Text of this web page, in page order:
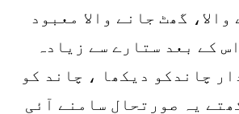
والا، گھٹ جانے والا معبود
کے بعد ستارے سے زیادہ
چاندکو دیکھا ، چاند کو
یہ صورتحال سامنے آئی